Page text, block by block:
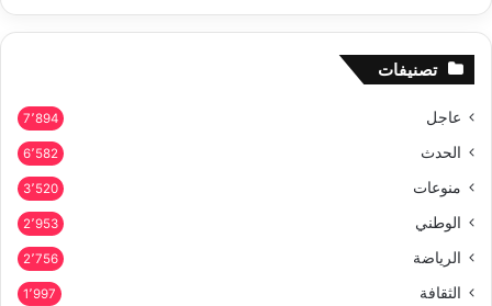
تصنيفات
عاجل 7٬894
الحدث 6٬582
منوعات 3٬520
الوطني 2٬953
الرياضة 2٬756
الثقافة 1٬997